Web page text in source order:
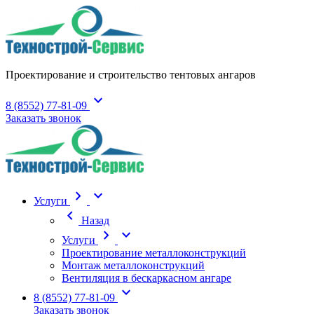
Проектирование и строительство тентовых ангаров
8 (8552) 77-81-09 expand_more
Заказать звонок
Услуги chevron_right
expand_more
chevron_left
Назад
Услуги
chevron_right expand_more
Проектирование металлоконструкций
Монтаж металлоконструкций
Вентиляция в бескаркасном ангаре
8 (8552) 77-81-09 expand_more
Заказать звонок